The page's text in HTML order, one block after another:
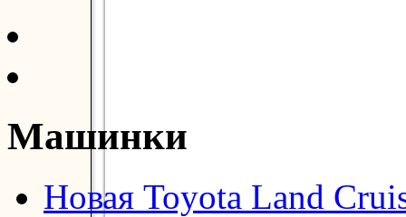
Машинки
Новая Toyota Land